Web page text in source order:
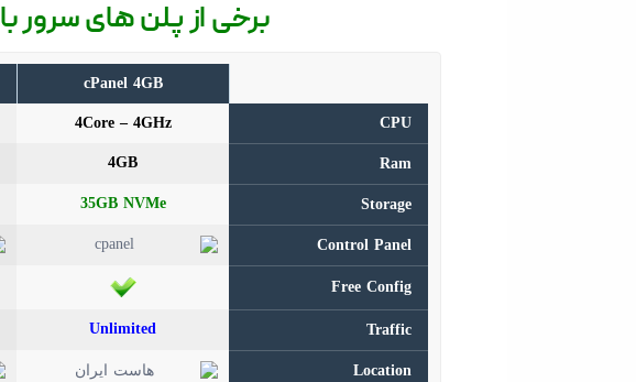
برخی از پلن های سرور با cPanel رایگان (
cPanel 4GB
4Core – 4GHz CPU
4GB Ram
35GB NVMe Storage
Control Panel
Free Config
Unlimited Traffic
Location